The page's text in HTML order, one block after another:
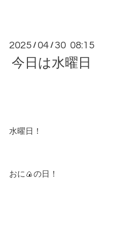
2025 / 04 /30 08:15
今日は水曜日
水曜日！
おに🍙の日！